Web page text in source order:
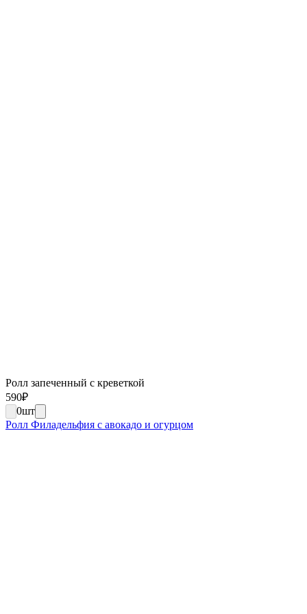
Ролл запеченный с креветкой
590₽
0шт
Ролл Филадельфия с авокадо и огурцом